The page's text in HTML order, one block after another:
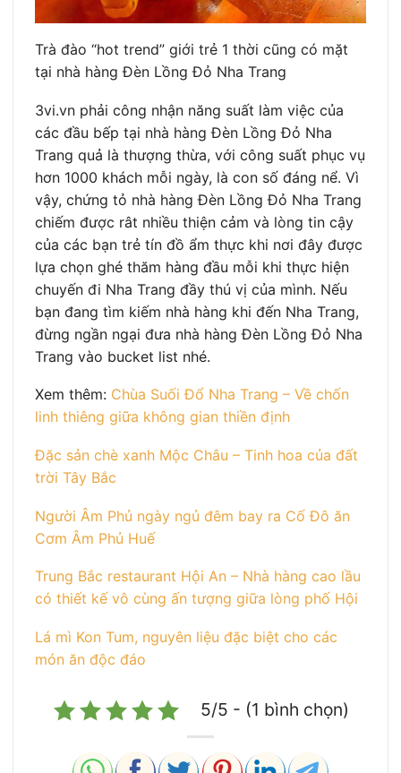
Trà đào “hot trend” giới trẻ 1 thời cũng có mặt
tại nhà hàng Đèn Lồng Đỏ Nha Trang
3vi.vn phải công nhận năng suất làm việc của
các đầu bếp tại nhà hàng Đèn Lồng Đỏ Nha
Trang quả là thượng thừa, với công suất phục vụ
hơn 1000 khách mỗi ngày, là con số đáng nể. Vì
vậy, chứng tỏ nhà hàng Đèn Lồng Đỏ Nha Trang
chiếm được rât nhiều thiện cảm và lòng tin cậy
của các bạn trẻ tín đồ ẩm thực khi nơi đây được
lựa chọn ghé thăm hàng đầu mỗi khi thực hiện
chuyến đi Nha Trang đầy thú vị của mình. Nếu
bạn đang tìm kiếm nhà hàng khi đến Nha Trang,
đừng ngần ngại đưa nhà hàng Đèn Lồng Đỏ Nha
Trang vào bucket list nhé.
Xem thêm: Chùa Suối Đổ Nha Trang – Về chốn
linh thiêng giữa không gian thiền định
Đặc sản chè xanh Mộc Châu – Tinh hoa của đất
trời Tây Bắc
Người Âm Phủ ngày ngủ đêm bay ra Cố Đô ăn
Cơm Âm Phủ Huế
Trung Bắc restaurant Hội An – Nhà hàng cao lầu
có thiết kế vô cùng ấn tượng giữa lòng phố Hội
Lá mì Kon Tum, nguyên liệu đặc biệt cho các
món ăn độc đáo
5/5 - (1 bình chọn)